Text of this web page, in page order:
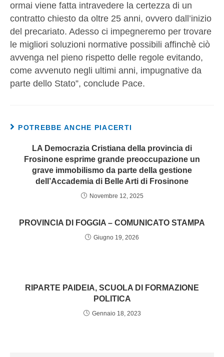
ormai viene fatta intravedere la certezza di un
contratto chiesto da oltre 25 anni, ovvero dall’inizio
del precariato. Adesso ci impegneremo per trovare
le migliori soluzioni normative possibili affinchè ciò
avvenga nel pieno rispetto delle regole evitando,
come avvenuto negli ultimi anni, impugnative da
parte dello Stato”, conclude Pace.
POTREBBE ANCHE PIACERTI
LA Democrazia Cristiana della provincia di
Frosinone esprime grande preoccupazione un
grave immobilismo da parte della gestione
dell’Accademia di Belle Arti di Frosinone
Novembre 12, 2025
PROVINCIA DI FOGGIA – COMUNICATO STAMPA
Giugno 19, 2026
RIPARTE PAIDEIA, SCUOLA DI FORMAZIONE
POLITICA
Gennaio 18, 2023